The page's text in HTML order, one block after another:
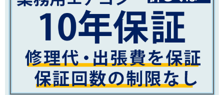
PCZ-ZRMP56SKZ
PCZ-ZRMP56KZ
PCZ-ZRMP56SK3
PCZ-ZRMP56K3
PCZ-ZRMP56SK4
PCZ-ZRMP56K4
PCZ-ZRMP56SKL5
PCZ-ZRMP56KL5